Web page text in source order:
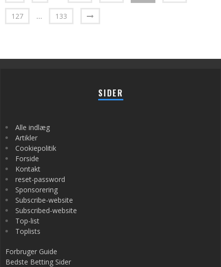
127 … 133
SIDER
Alle indlæg
Artikler
Cookiepolitik
Forside
Kontakt
reset-password
Sponsorering
Subscribe-website
Subscribed-website
Top-list
Toplists
Forbruger Guide
Bedste Betting Sider